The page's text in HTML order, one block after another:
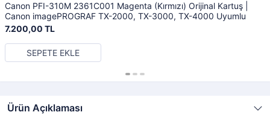
Canon PFI-310M 2361C001 Magenta (Kırmızı) Orijinal Kartuş |
Canon imagePROGRAF TX-2000, TX-3000, TX-4000 Uyumlu
7.200,00 TL
SEPETE EKLE
Ürün Açıklaması